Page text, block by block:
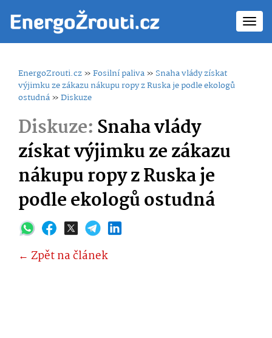
EnergoZrouti.cz»Fosilní paliva» Snaha vlády získat
výjimku ze zákazu nákupu ropy z Ruska je podle ekologů
ostudná»Diskuze
Diskuze: Snaha vlády
získat výjimku ze zákazu
nákupu ropy z Ruska je
podle ekologů ostudná
← Zpět na článek